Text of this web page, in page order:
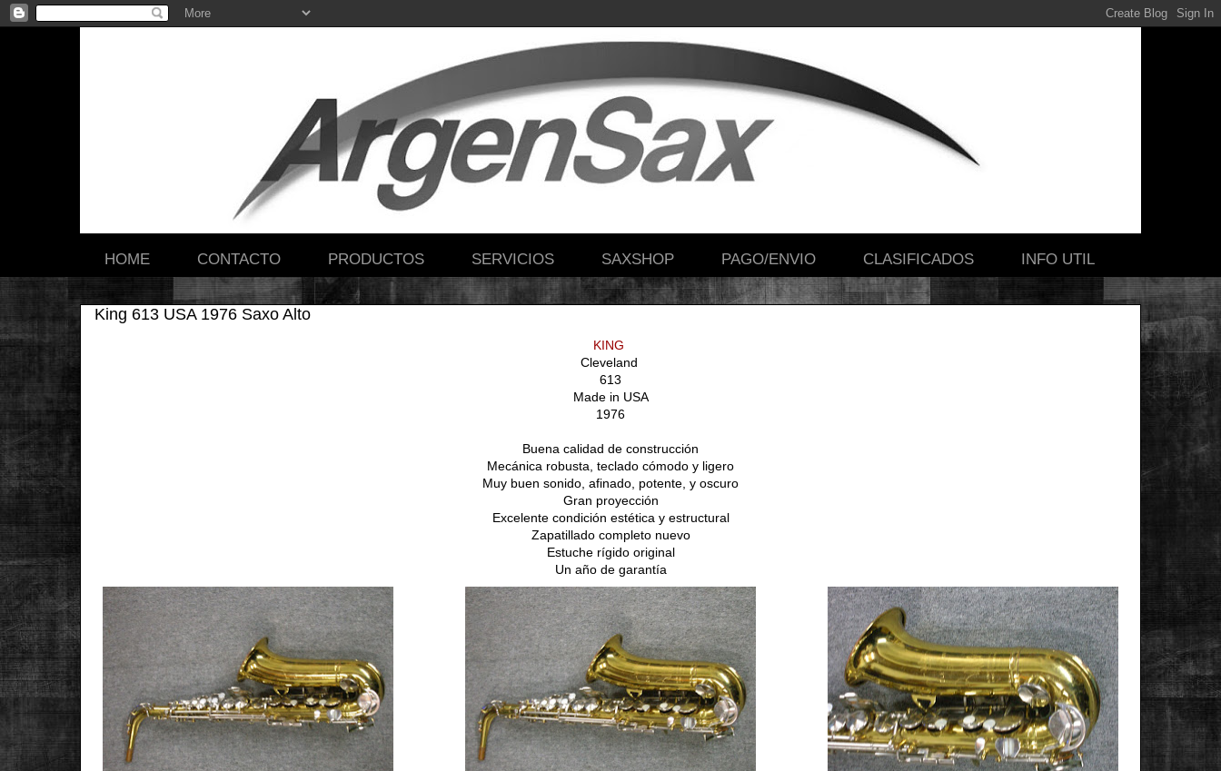
HOME CONTACTO PRODUCTOS SERVICIOS SAXSHOP PAGO/ENVIO CLASIFICADOS INFO UTIL
King 613 USA 1976 Saxo Alto
KING
Cleveland
613
Made in USA
1976
Buena calidad de construcción
Mecánica robusta, teclado cómodo y ligero
Muy buen sonido, afinado, potente, y oscuro
Gran proyección
Excelente condición estética y estructural
Zapatillado completo nuevo
Estuche rígido original
Un año de garantía